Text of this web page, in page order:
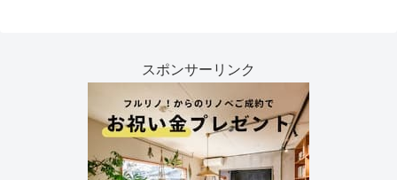
スポンサーリンク